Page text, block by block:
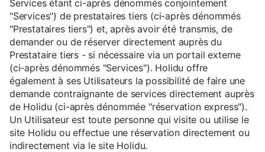
Services étant ci-après dénommés conjointement
"Services") de prestataires tiers (ci-après dénommés
"Prestataires tiers") et, après avoir été transmis, de
demander ou de réserver directement auprès du
Prestataire tiers - si nécessaire via un portail externe
(ci-après dénommés "Services"). Holidu offre
également à ses Utilisateurs la possibilité de faire une
demande contraignante de services directement auprès
de Holidu (ci-après dénommée "réservation express").
Un Utilisateur est toute personne qui visite ou utilise le
site Holidu ou effectue une réservation directement ou
indirectement via le site Holidu.